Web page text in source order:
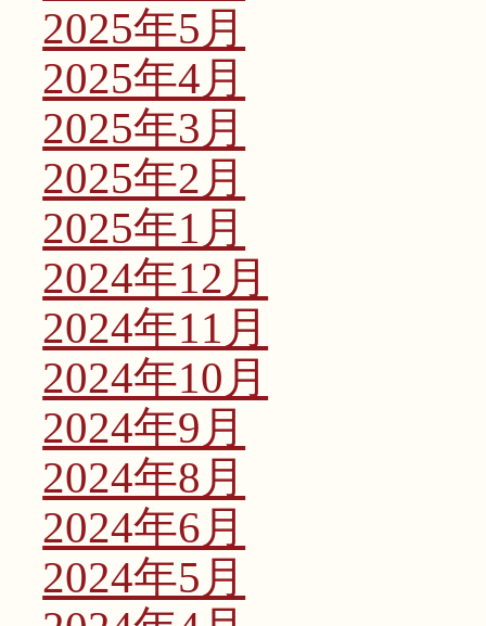
2025年5月
2025年4月
2025年3月
2025年2月
2025年1月
2024年12月
2024年11月
2024年10月
2024年9月
2024年8月
2024年6月
2024年5月